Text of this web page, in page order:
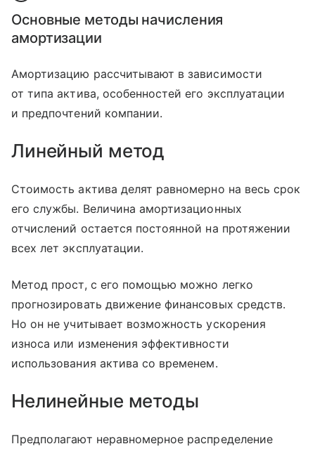
Основные методы начисления
амортизации
Амортизацию рассчитывают в зависимости
от типа актива, особенностей его эксплуатации
и предпочтений компании.
Линейный метод
Стоимость актива делят равномерно на весь срок
его службы. Величина амортизационных
отчислений остается постоянной на протяжении
всех лет эксплуатации.
Метод прост, с его помощью можно легко
прогнозировать движение финансовых средств.
Но он не учитывает возможность ускорения
износа или изменения эффективности
использования актива со временем.
Нелинейные методы
Предполагают неравномерное распределение